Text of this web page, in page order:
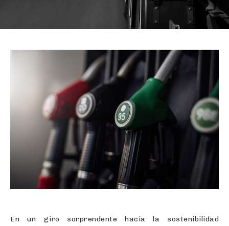
En un giro sorprendente hacia la sostenibilidad